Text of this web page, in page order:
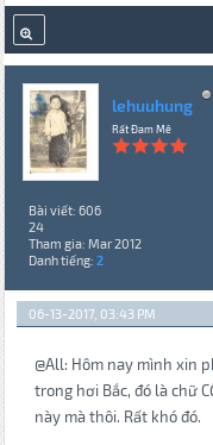
lehuuhung
Rất Đam Mê
Bài viết: 606
24
Tham gia: Mar 2012
Danh tiếng: 2
06-13-2017, 03:43 PM
@All: Hôm nay mình xin
trong hơi Bắc, đó là chữ
này mà thôi. Rất khó đó.